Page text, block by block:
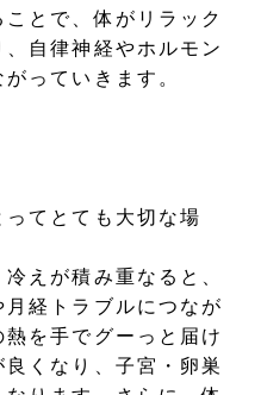
とで、体がリラック
自律神経やホルモン
っていきます。
てとても大切な場
えが積み重なると、
経トラブルにつなが
を手でグーっと届け
くなり、子宮・卵巣